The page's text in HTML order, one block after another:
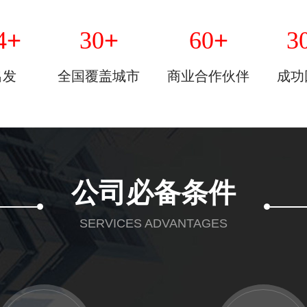
+
发
30+
全国覆盖城市
60+
商业合作伙伴 成
公司必备条件
SERVICES ADVANTAGES